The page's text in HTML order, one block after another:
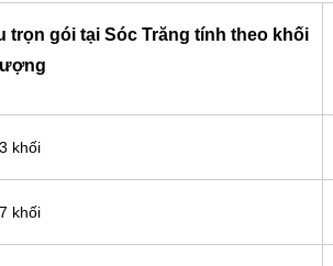
trọn gói tại Sóc Trăng tính theo khối
lượng
khối
khối